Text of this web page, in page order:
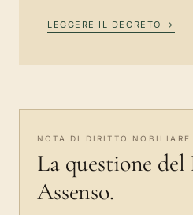
LEGGERE IL DECRETO →
NOTA DI DIRITTO NOBILIARE
La questione del
Assenso.